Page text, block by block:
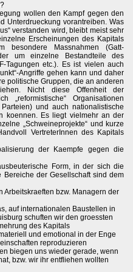
wollen den Kampf gegen den
Unterdrueckung vorantreiben. Was
verstanden wird, bleibt meist sehr
Erscheinungen des Kapitals
besondere Massnahmen (Gatt-
um einzelne Bestandteile des
Tagungen etc.). Es ist vielen auch
Angriffe gehen kann und daher
politische Gruppen, die an anderen
Nicht diese Offenheit der
„reformistische“ Organisationen
und auch nationalistische
koennen. Es liegt vielmehr an der
„Schweineprojekte“ und kurze
VertreterInnen des Kapitals
der Kaempfe gegen die
Form, in der sich die
Bereiche der Gesellschaft sind dem
Arbeitskraeften bzw. Managern der
auf internationalen Baustellen in
schuften wir den groessten
des Kapitals
und emotional in der Enge
reproduzieren
biegen uns wieder gerade, wenn
bzw. wir ihr entfliehen wollten